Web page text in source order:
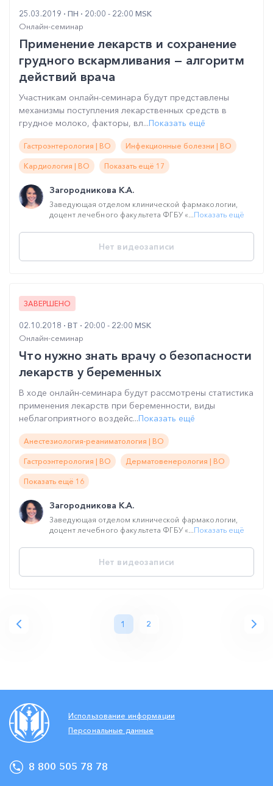
25.03.2019 ПН
20:00 - 22:00 MSK
Онлайн-семинар
Применение лекарств и сохранение
грудного вскармливания — алгоритм
действий врача
Участникам онлайн-семинара будут представлены
механизмы поступления лекарственных средств в
грудное молоко, факторы, вл...Показать ещё
Гастроэнтерология | ВО Инфекционные болезни | ВО
Кардиология | ВО Показать ещё 17
Загородникова К.А.
Заведующая отделом клинической фармакологии,
доцент лечебного факультета ФГБУ «...Показать ещё
Нет видеозаписи
ЗАВЕРШЕНО
02.10.2018 ВТ
20:00 - 22:00 MSK
Онлайн-семинар
Что нужно знать врачу о безопасности
лекарств у беременных
В ходе онлайн-семинара будут рассмотрены статистика
применения лекарств при беременности, виды
неблагоприятного воздейс...Показать ещё
Анестезиология-реаниматология | ВО
Гастроэнтерология | ВО Дерматовенерология | ВО
Показать ещё 16
Загородникова К.А.
Заведующая отделом клинической фармакологии,
доцент лечебного факультета ФГБУ «...Показать ещё
Нет видеозаписи
1 2
Использование информации
Персональные данные
8 800 505 78 78